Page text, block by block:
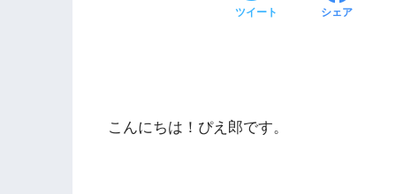
ツイート シェア
こんにちは！ぴえ郎です。